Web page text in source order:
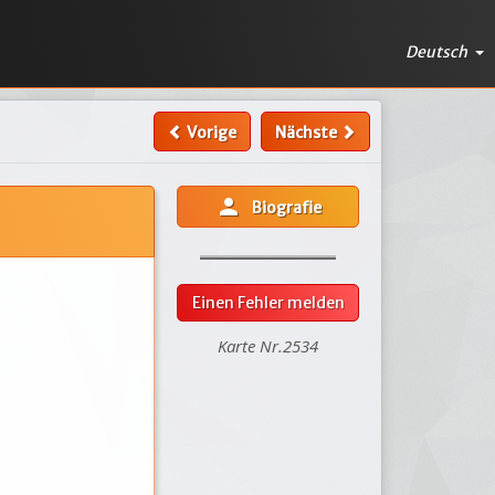
Deutsch
Vorige Nächste
person Biografie
Einen Fehler melden
Karte Nr.2534